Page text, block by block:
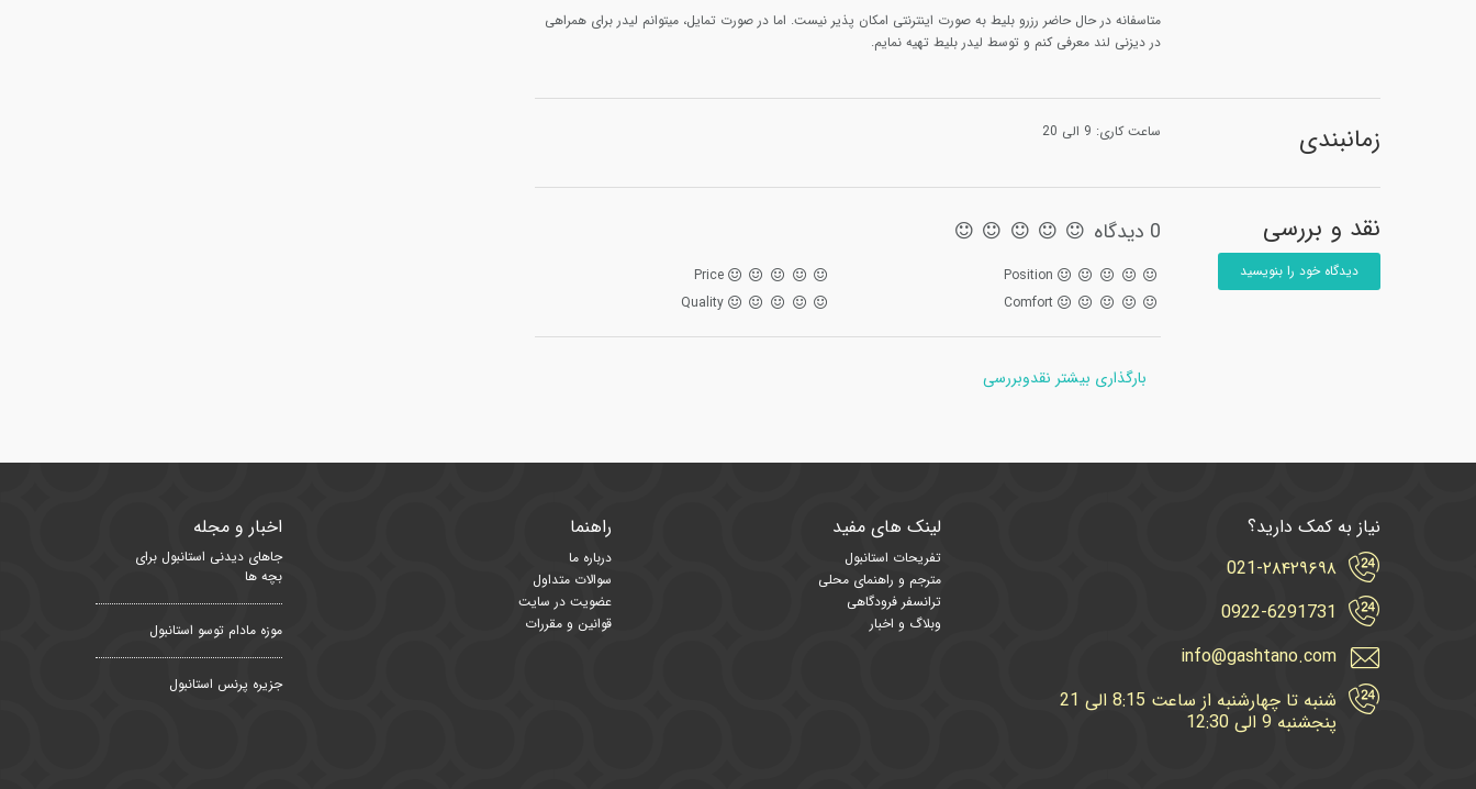
متاسفانه در حال حاضر رزرو بلیط به صورت اینترنتی امکان پذیر نیست. اما در صورت تمایل، میتوانم لیدر برای همراهی
در دیزنی لند معرفی کنم و توسط لیدر بلیط تهیه نمایم.
زمانبندی ساعت کاری: 9 الی 20
نقد و بررسی
دیدگاه خود را بنویسید
0 دیدگاه
Position
Comfort
Price
Quality
بارگذاری بیشتر نقدوبررسی
نیاز به کمک دارید؟
021-۲۸۴۲۹۶۹۸
0922-6291731
info@gashtano.com
شنبه تا چهارشنبه از ساعت 8:15 الی 21
پنجشنبه 9 الی 12:30
لینک های مفید
تفریحات استانبول
مترجم و راهنمای محلی
ترانسفر فرودگاهی
وبلاگ و اخبار
راهنما
درباره ما
سوالات متداول
عضویت در سایت
قوانین و مقررات
اخبار و مجله
جاهای دیدنی استانبول برای
بچه ها
موزه مادام توسو استانبول
جزیره پرنس استانبول